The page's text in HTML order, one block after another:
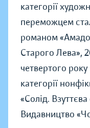
категорії
переможцем
романом
Старого
четвертого року
категорії
«Солід.
Видавництво